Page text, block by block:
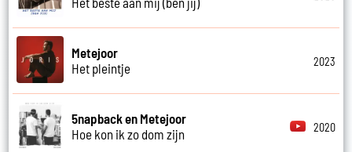
Metejoor
Het pleintje
2023
5napback en Metejoor
Hoe kon ik zo dom zijn
2020